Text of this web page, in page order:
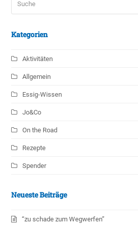
Kategorien
Aktivitäten
Allgemein
Essig-Wissen
Jo&Co
On the Road
Rezepte
Spender
Neueste Beiträge
“zu schade zum Wegwerfen”